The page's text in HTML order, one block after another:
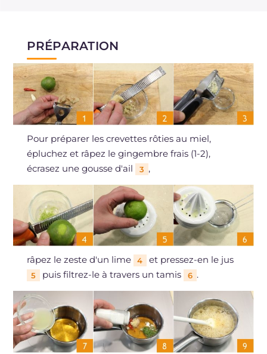
PRÉPARATION
Pour préparer les crevettes rôties au miel,
épluchez et râpez le gingembre frais (1-2),
écrasez une gousse d'ail
3 ,
râpez le zeste d'un lime 4 et pressez-en le jus
5 puis filtrez-le à travers un tamis 6 .